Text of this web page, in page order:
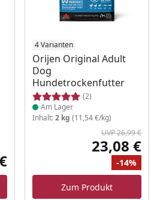
Aktueller Preis
4 Varianten
Orijen Original Adult
Dog
Hundetrockenfutter
(2)
Produkt am Lager
Am Lager
Inhalt:2 kg (11,54 €/kg)
UVP 26,99 €
23,08 €
-14%
Zum Produkt